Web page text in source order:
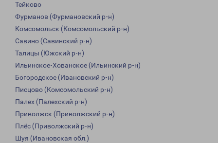
Тейково
Фурманов (Фурмановский р-н)
Комсомольск (Комсомольский р-н)
Савино (Савинский р-н)
Талицы (Южский р-н)
Ильинское-Хованское (Ильинский р-н)
Богородское (Ивановский р-н)
Писцово (Комсомольский р-н)
Палех (Палехский р-н)
Приволжск (Приволжский р-н)
Плёс (Приволжский р-н)
Шуя (Ивановская обл.)